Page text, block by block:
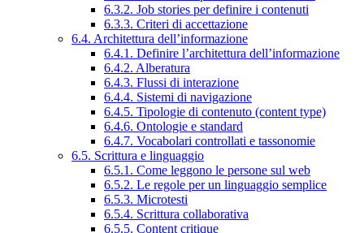
6.3.2. Job stories per definire i contenuti
6.3.3. Criteri di accettazione
6.4. Architettura dell’informazione
6.4.1. Definire l’architettura dell’informazione
6.4.2. Alberatura
6.4.3. Flussi di interazione
6.4.4. Sistemi di navigazione
6.4.5. Tipologie di contenuto (content type)
6.4.6. Ontologie e standard
6.4.7. Vocabolari controllati e tassonomie
6.5. Scrittura e linguaggio
6.5.1. Come leggono le persone sul web
6.5.2. Le regole per un linguaggio semplice
6.5.3. Microtesti
6.5.4. Scrittura collaborativa
6.5.5. Content critique